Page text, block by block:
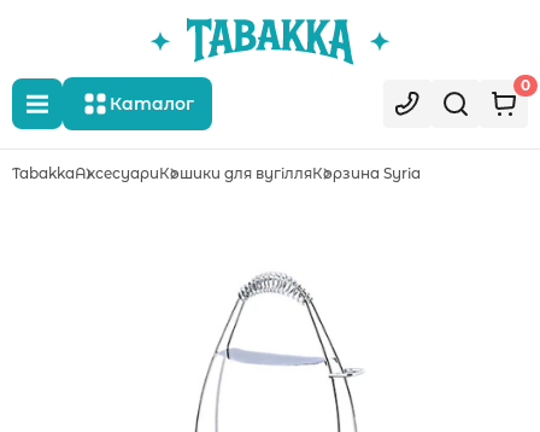
Каталог
0
TabakkaАксесуариКошики для вугілляКорзина Syria